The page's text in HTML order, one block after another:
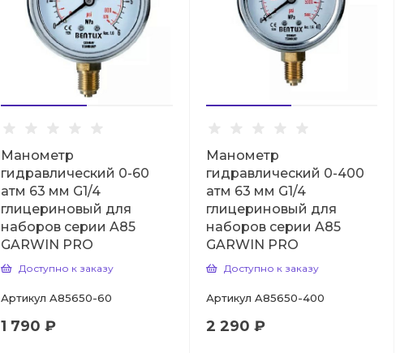
Манометр
гидравлический 0-60
атм 63 мм G1/4
глицериновый для
наборов серии A85
GARWIN PRO
Доступно к заказу
Артикул A85650-60
1 790 ₽
Манометр
гидравлический 0-400
атм 63 мм G1/4
глицериновый для
наборов серии A85
GARWIN PRO
Доступно к заказу
Артикул A85650-400
2 290 ₽